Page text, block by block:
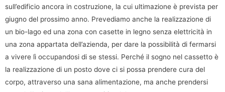
sull’edificio ancora in costruzione, la cui ultimazione è prevista per
giugno del prossimo anno. Prevediamo anche la realizzazione di
un bio-lago ed una zona con casette in legno senza elettricità in
una zona appartata dell’azienda, per dare la possibilità di fermarsi
a vivere lì occupandosi di se stessi. Perché il sogno nel cassetto è
la realizzazione di un posto dove ci si possa prendere cura del
corpo, attraverso una sana alimentazione, ma anche prendersi